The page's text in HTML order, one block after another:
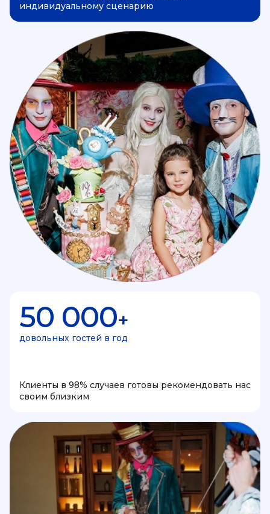
индивидуальному сценарию
50 000+
довольных гостей в год
Клиенты в 98% случаев готовы рекомендовать нас
своим близким